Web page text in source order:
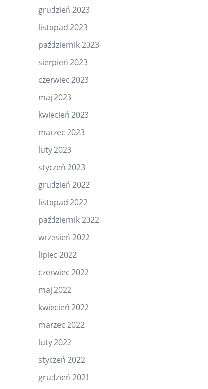
grudzień 2023
listopad 2023
październik 2023
sierpień 2023
czerwiec 2023
maj 2023
kwiecień 2023
marzec 2023
luty 2023
styczeń 2023
grudzień 2022
listopad 2022
październik 2022
wrzesień 2022
lipiec 2022
czerwiec 2022
maj 2022
kwiecień 2022
marzec 2022
luty 2022
styczeń 2022
grudzień 2021